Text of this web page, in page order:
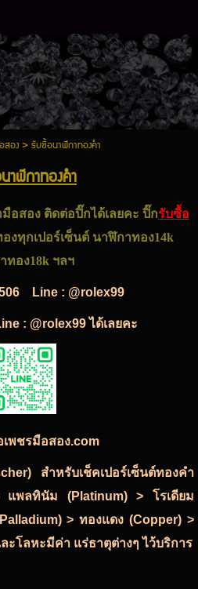
สอง> รับซื้อนาฬิกาทองคำ
าฬิกาทองคำ
อสอง ติดต่อปิ๊กได้เลยคะ ปิ๊กรับซื้อ
งทุกเปอร์เซ็นต์ นาฬิกาทอง14k
ทอง18k ฯลฯ
Line : @rolex99
: @rolex99 ได้เลยคะ
เพชรมือสอง.com
สำหรับเช็คเปอร์เซ็นต์ทองคำ
พลทินัม (Platinum) > โรเดียม
> ทองแดง (Copper) >
ะโลหะมีค่า แร่ธาตุต่างๆ ไว้บริการ